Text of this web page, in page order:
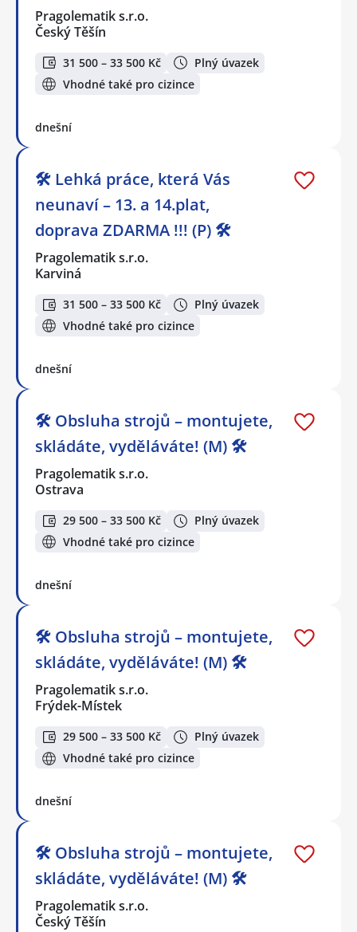
Pragolematik s.r.o.
Český Těšín
31 500 – 33 500 Kč
Plný úvazek
Vhodné také pro cizince
dnešní
🛠️ Lehká práce, která Vás
neunaví – 13. a 14.plat,
doprava ZDARMA !!! (P) 🛠️
Pragolematik s.r.o.
Karviná
31 500 – 33 500 Kč
Plný úvazek
Vhodné také pro cizince
dnešní
🛠️ Obsluha strojů – montujete,
skládáte, vyděláváte! (M) 🛠️
Pragolematik s.r.o.
Ostrava
29 500 – 33 500 Kč
Plný úvazek
Vhodné také pro cizince
dnešní
🛠️ Obsluha strojů – montujete,
skládáte, vyděláváte! (M) 🛠️
Pragolematik s.r.o.
Frýdek-Místek
29 500 – 33 500 Kč
Plný úvazek
Vhodné také pro cizince
dnešní
🛠️ Obsluha strojů – montujete,
skládáte, vyděláváte! (M) 🛠️
Pragolematik s.r.o.
Český Těšín